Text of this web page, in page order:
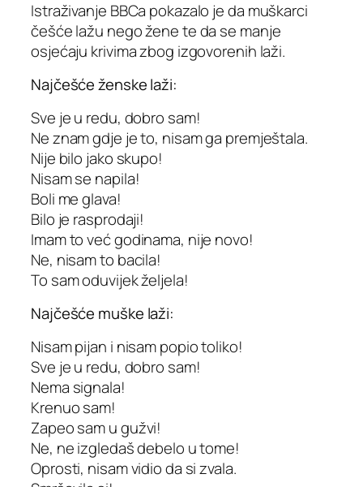
Istraživanje BBCa pokazalo je da muškarci
češće lažu nego žene te da se manje
osjećaju krivima zbog izgovorenih laži.
Najčešće ženske laži:
Sve je u redu, dobro sam!
Ne znam gdje je to, nisam ga premještala.
Nije bilo jako skupo!
Nisam se napila!
Boli me glava!
Bilo je rasprodaji!
Imam to već godinama, nije novo!
Ne, nisam to bacila!
To sam oduvijek željela!
Najčešće muške laži:
Nisam pijan i nisam popio toliko!
Sve je u redu, dobro sam!
Nema signala!
Krenuo sam!
Zapeo sam u gužvi!
Ne, ne izgledaš debelo u tome!
Oprosti, nisam vidio da si zvala.